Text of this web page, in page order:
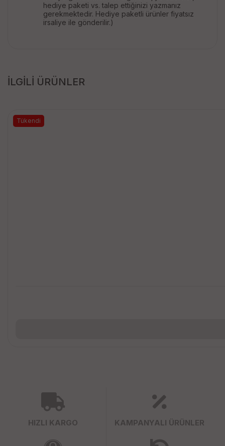
hediye paketi vs. talep ettiğinizi yazmanız
gerekmektedir. Hediye paketli ürünler fiyatsız
irsaliye ile gönderilir.)
İLGİLİ ÜRÜNLER
Tükendi
HIZLI KARGO KAMPANYALI ÜRÜNLER